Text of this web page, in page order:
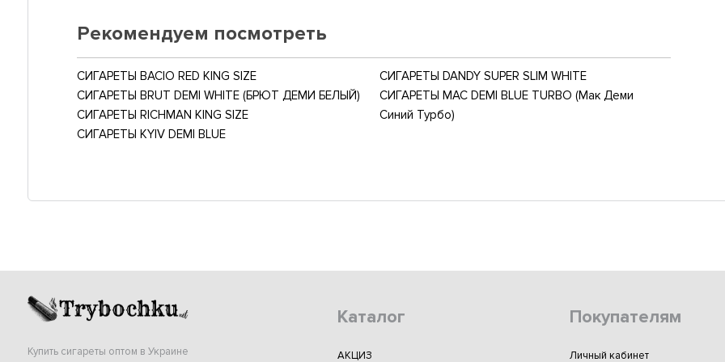
Рекомендуем посмотреть
СИГАРЕТЫ BACIO RED KING SIZE
СИГАРЕТЫ BRUT DEMI WHITE (БРЮТ ДЕМИ БЕЛЫЙ)
СИГАРЕТЫ RICHMAN KING SIZE
СИГАРЕТЫ KYIV DEMI BLUE
СИГАРЕТЫ DANDY SUPER SLIM WHITE
СИГАРЕТЫ MAC DEMI BLUE TURBO (Мак Деми
Синий Турбо)
Купить сигареты оптом в Украине
Каталог
АКЦИЗ
Покупателям
Личный кабинет